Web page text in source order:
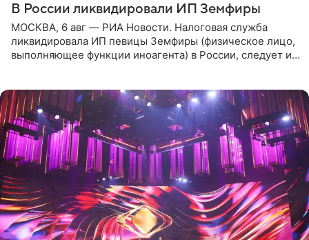
В России ликвидировали ИП Земфиры
МОСКВА, 6 авг — РИА Новости. Налоговая служба
ликвидировала ИП певицы Земфиры (физическое лицо,
выполняющее функции иноагента) в России, следует из